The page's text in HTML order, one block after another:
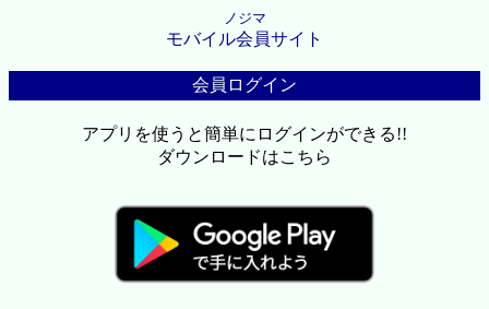
ノジマ
モバイル会員サイト
会員ログイン
アプリを使うと簡単にログインができる!!
ダウンロードはこちら